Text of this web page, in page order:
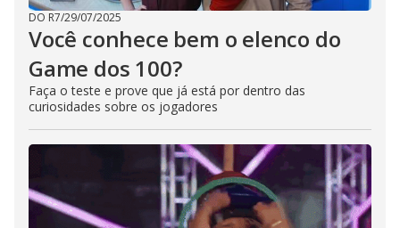
DO R7/29/07/2025
Você conhece bem o elenco do
Game dos 100?
Faça o teste e prove que já está por dentro das
curiosidades sobre os jogadores